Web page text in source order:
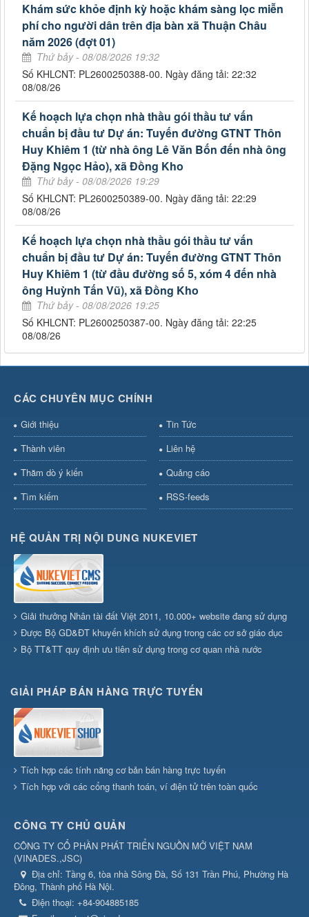
Khám sức khỏe định kỳ hoặc khám sàng lọc miễn
phí cho người dân trên địa bàn xã Thuận Châu
năm 2026 (đợt 01)
Thứ bảy - 08/08/2026 19:32
Số KHLCNT: PL2600250388-00. Ngày đăng tải: 22:32
08/08/26
Kế hoạch lựa chọn nhà thầu gói thầu tư vấn
chuẩn bị đầu tư Dự án: Tuyến đường GTNT Thôn
Huy Khiêm 1 (từ nhà ông Lê Văn Bốn đến nhà ông
Đặng Ngọc Hảo), xã Đồng Kho
Thứ bảy - 08/08/2026 19:29
Số KHLCNT: PL2600250389-00. Ngày đăng tải: 22:29
08/08/26
Kế hoạch lựa chọn nhà thầu gói thầu tư vấn
chuẩn bị đầu tư Dự án: Tuyến đường GTNT Thôn
Huy Khiêm 1 (từ đầu đường số 5, xóm 4 đến nhà
ông Huỳnh Tấn Vũ), xã Đồng Kho
Thứ bảy - 08/08/2026 19:25
Số KHLCNT: PL2600250387-00. Ngày đăng tải: 22:25
08/08/26
CÁC CHUYÊN MỤC CHÍNH
Giới thiệu
Tin Tức
Thành viên
Liên hệ
Thăm dò ý kiến
Quảng cáo
Tìm kiếm
RSS-feeds
HỆ QUẢN TRỊ NỘI DUNG NUKEVIET
Giải thưởng Nhân tài đất Việt 2011, 10.000+ website đang sử dụng
Được Bộ GD&ĐT khuyến khích sử dụng trong các cơ sở giáo dục
Bộ TT&TT quy định ưu tiên sử dụng trong cơ quan nhà nước
GIẢI PHÁP BÁN HÀNG TRỰC TUYẾN
Tích hợp các tính năng cơ bản bán hàng trực tuyến
Tích hợp với các cổng thanh toán, ví điện tử trên toàn quốc
CÔNG TY CHỦ QUẢN
CÔNG TY CỔ PHẦN PHÁT TRIỂN NGUỒN MỞ VIỆT NAM
(VINADES.,JSC)
Địa chỉ: Tầng 6, tòa nhà Sông Đà, Số 131 Trần Phú, Phường Hà
Đông, Thành phố Hà Nội.
Điện thoại: +84-904885185